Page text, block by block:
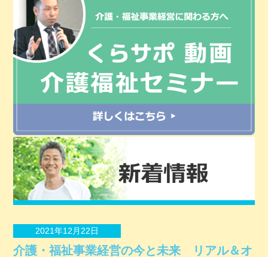
2021年12月22日
介護・福祉事業経営の今と未来 リアル＆オ